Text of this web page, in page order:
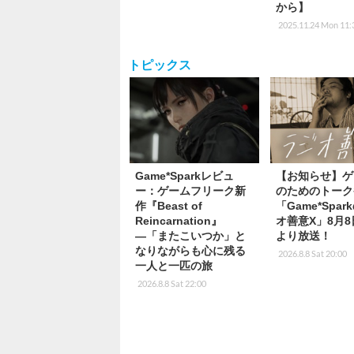
から】
2025.11.24 Mon
トピックス
Game*Sparkレビュ
ー：ゲームフリーク新
作『Beast of
Reincarnation』
―「またこいつか」と
なりながらも心に残る
一人と一匹の旅
2026.8.8 Sat 22:00
【お知らせ】
のためのトー
「
オ善意X」8月8
より放送！
2026.8.8 Sat 20:00